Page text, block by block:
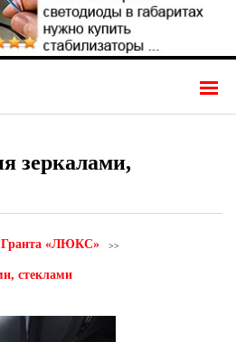
зеркалами,
Гранта «ЛЮКС»
стеклами